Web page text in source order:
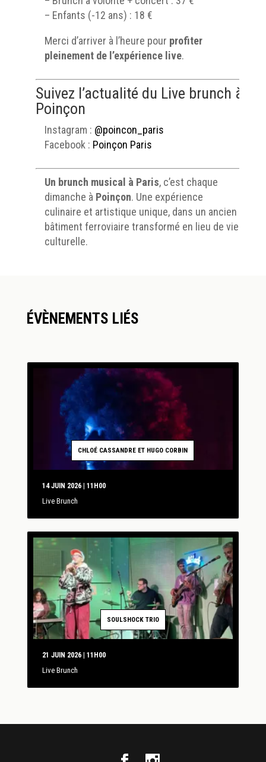
– Enfants (-12 ans) : 18 €
Merci d’arriver à l’heure pour profiter
pleinement de l’expérience live.
Suivez l’actualité du Live brunch à
Poinçon
Instagram : @poincon_paris
Facebook : Poinçon Paris
Un brunch musical à Paris, c’est chaque
dimanche à Poinçon. Une expérience
culinaire et artistique unique, dans un ancien
bâtiment ferroviaire transformé en lieu de vie
culturelle.
ÉVÈNEMENTS LIÉS
CHLOÉ CASSANDRE ET HUGO CORBIN
14 JUIN 2026 | 11H00
Live Brunch
SOULSHOCK TRIO
21 JUIN 2026 | 11H00
Live Brunch